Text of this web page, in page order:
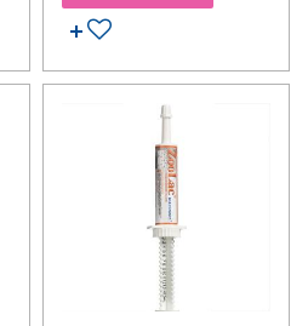
Tilføj til ønskeseddel